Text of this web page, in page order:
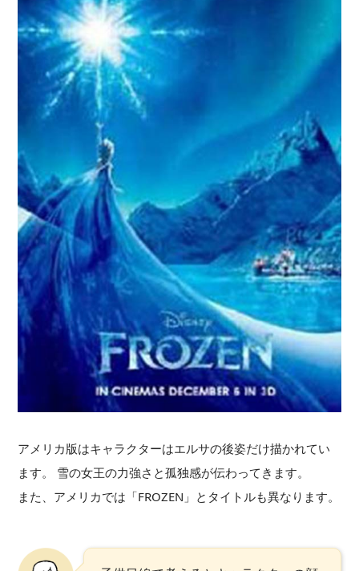
アメリカ版はキャラクターはエルサの後姿だけ描かれてい
ます。 雪の女王の力強さと孤独感が伝わってきます。
また、アメリカでは「FROZEN」とタイトルも異なります。